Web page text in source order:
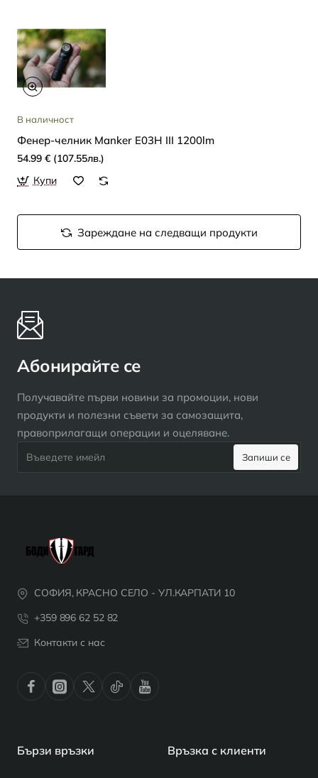
В наличност
Фенер-челник Manker E03H III 1200lm
54.99 € (107.55лв.)
Купи
Зареждане на следващи продукти
Абонирайте се
Получавайте първи новини за промоции, нови
продукти и полезни съвети за самозащита,
правоприлагащи операции и оцеляване.
имейл
Запиши се
СОФИЯ, КРАСНО СЕЛО - УЛ.КАРПАТИ 10
+359 896 62 52 82
Контакти с нас
Бързи връзки Връзка с клиенти